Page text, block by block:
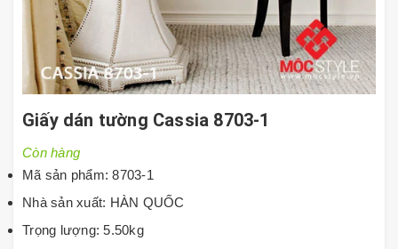
Giấy dán tường Cassia 8703-1
Còn hàng
Mã sản phẩm: 8703-1
Nhà sản xuất: HÀN QUỐC
Trọng lượng: 5.50kg